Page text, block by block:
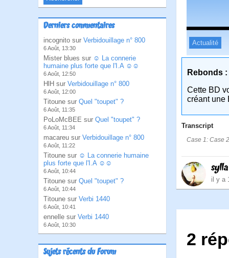
Derniers commentaires
incognito sur Verbidouillage n° 800
6 Août, 13:30
Mister blues sur ☺ La connerie
humaine plus forte que l'I.A ☺☺
6 Août, 12:50
HlH sur Verbidouillage n° 800
6 Août, 12:00
Titoune sur Quel "toupet" ?
6 Août, 11:35
PoLoMcBEE sur Quel "toupet" ?
6 Août, 11:34
macareu sur Verbidouillage n° 800
6 Août, 11:22
Titoune sur ☺ La connerie humaine
plus forte que l'I.A ☺☺
6 Août, 10:44
Titoune sur Quel "toupet" ?
6 Août, 10:44
Titoune sur Verbi 1440
6 Août, 10:41
ennelle sur Verbi 1440
6 Août, 10:30
Sujets récents du Forum
Actualité
Rebonds :
Cette BD
créant une
Transcript
Case 1: Case
sylla
il y a
2